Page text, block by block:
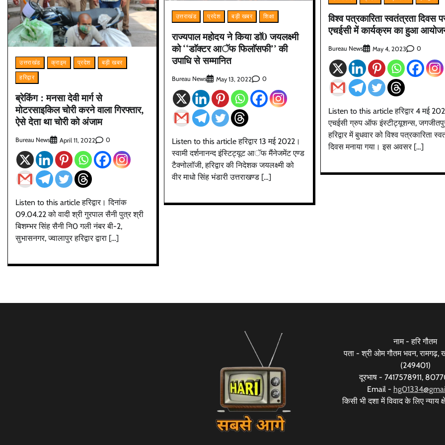
उत्तराखंड क्राइम प्रदेश
बड़ी खबर
हरिद्वार
ब्रेकिंग : मनसा देवी मार्ग से
मोटरसाइकिल चोरी करने वाला गिरफ्तार,
ऐसे देता था चोरी को अंजाम
Bureau News April 11, 2022 0
Listen to this article हरिद्वार। दिनांक
09.04.22 को वादी श्री गुरपाल सैनी पुत्र श्री
बिशम्भर सिंह सैनी नि0 गली नंबर बी-2,
सुभासनगर, ज्वालापुर हरिद्वार द्वारा […]
उत्तराखंड प्रदेश बड़ी खबर शिक्षा
राज्यपाल महोदय ने किया डाॅ0 जयलक्ष्मी
को ‘‘डाॅक्टर आॅफ फिलाॅसफी’’ की
उपाधि से सम्मानित
Bureau News May 13, 2022 0
Listen to this article हरिद्वार 13 मई 2022।
स्वामी दर्शनानन्द इंस्टिट्यूट आॅफ मैंनेजमेंट एण्ड
टैक्नोलाॅजी, हरिद्वार की निदेशक जयलक्ष्मी को
वीर माधो सिंह भंडारी उत्तराखण्ड […]
विश्व पत्रकारिता स्वतंत्रता दिवस
एचईसी में कार्यक्रम का हुआ
Bureau News May 4, 2023 0
Listen to this article हरिद्वार 4 मई
एचईसी ग्रुप ऑफ इंस्टीट्यूशन्स,
हरिद्वार में बुधवार को विश्व पत्रकारिता
दिवस मनाया गया। इस अवसर […]
नाम - हरि गौतम
पता - श्री ओम गौतम भवन, रामगढ़,
(249401)
दूरभाष - 7417578911,
Email -
किसी भी दशा में विवाद के लिए न्याय